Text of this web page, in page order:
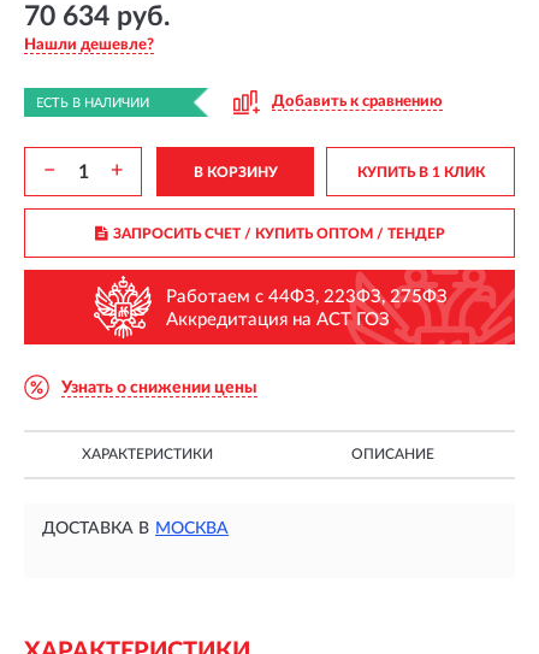
70 634 руб.
Нашли дешевле?
ЕСТЬ В НАЛИЧИИ Добавить к сравнению
− + В КОРЗИНУ КУПИТЬ В 1 КЛИК
ЗАПРОСИТЬ СЧЕТ / КУПИТЬ ОПТОМ/ ТЕНДЕР
Работаем с 44ФЗ, 223ФЗ, 275ФЗ
Аккредитация на АСТ ГОЗ
Узнать о снижении цены
ХАРАКТЕРИСТИКИ ОПИСАНИЕ
ДОСТАВКА В МОСКВА